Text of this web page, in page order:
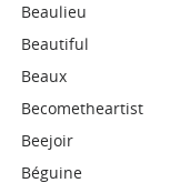
Beaulieu
Beautiful
Beaux
Becometheartist
Beejoir
Béguine